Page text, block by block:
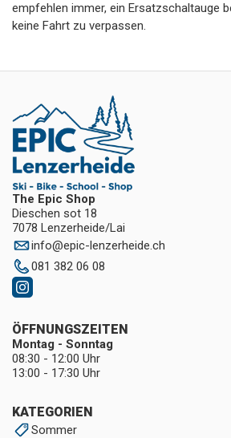
empfehlen immer, ein Ersatzschaltauge
keine Fahrt zu verpassen.
The Epic Shop
Dieschen sot 18
7078 Lenzerheide/Lai
info@epic-lenzerheide.ch
081 382 06 08
KATEGORIEN
Sommer
ÖFFNUNGSZEITEN
Montag - Sonntag
08:30 - 12:00 Uhr
13:00 - 17:30 Uhr